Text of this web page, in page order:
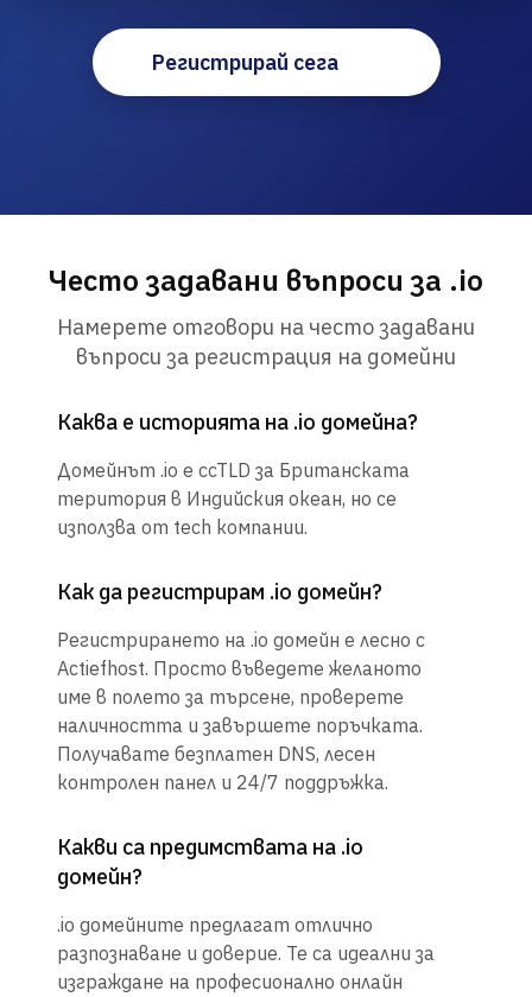
Регистрирай сега
Често задавани въпроси за .io
Намерете отговори на често задавани
въпроси за регистрация на домейни
Каква е историята на .io домейна?
Домейнът .io е ccTLD за Британската
територия в Индийския океан, но се
използва от tech компании.
Как да регистрирам .io домейн?
Регистрирането на .io домейн е лесно с
Actiefhost. Просто въведете желаното
име в полето за търсене, проверете
наличността и завършете поръчката.
Получавате безплатен DNS, лесен
контролен панел и 24/7 поддръжка.
Какви са предимствата на .io
домейн?
.io домейните предлагат отлично
разпознаване и доверие. Те са идеални за
изграждане на професионално онлайн